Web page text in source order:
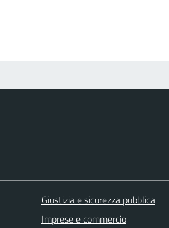
Giustizia e sicurezza pubblica
Imprese e commercio